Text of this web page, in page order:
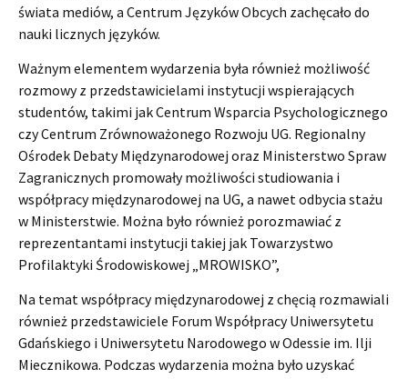
świata mediów, a Centrum Języków Obcych zachęcało do
nauki licznych języków.
Ważnym elementem wydarzenia była również możliwość
rozmowy z przedstawicielami instytucji wspierających
studentów, takimi jak Centrum Wsparcia Psychologicznego
czy Centrum Zrównoważonego Rozwoju UG. Regionalny
Ośrodek Debaty Międzynarodowej oraz Ministerstwo Spraw
Zagranicznych promowały możliwości studiowania i
współpracy międzynarodowej na UG, a nawet odbycia stażu
w Ministerstwie. Można było również porozmawiać z
reprezentantami instytucji takiej jak Towarzystwo
Profilaktyki Środowiskowej „MROWISKO”,
Na temat współpracy międzynarodowej z chęcią rozmawiali
również przedstawiciele Forum Współpracy Uniwersytetu
Gdańskiego i Uniwersytetu Narodowego w Odessie im. Ilji
Miecznikowa. Podczas wydarzenia można było uzyskać